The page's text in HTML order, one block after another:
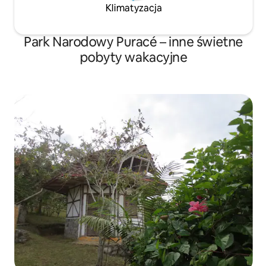
Klimatyzacja
Park Narodowy Puracé – inne świetne
pobyty wakacyjne